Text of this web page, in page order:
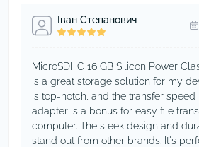
Іван Степанович
MicroSDHC 16 GB Silicon Power
is a great storage solution for my
is top-notch, and the transfer speed
adapter is a bonus for easy file
computer. The sleek design and
stand out from other brands. It's